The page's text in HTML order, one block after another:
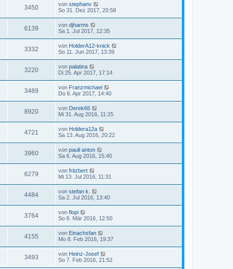
3450 von stephanv
So 31. Dez 2017, 20:58
6139 von djharms
Sa 1. Jul 2017, 12:35
3332 von HolderA12-knick
So 11. Jun 2017, 13:39
3220 von palatina
Di 25. Apr 2017, 17:14
3489 von Franzmichael
Do 6. Apr 2017, 14:40
8920 von Derek66
Mi 31. Aug 2016, 11:25
4721 von Holdera12a
Sa 13. Aug 2016, 20:22
3960 von pauli anton
Sa 6. Aug 2016, 15:40
6279 von fritzbert
Mi 13. Jul 2016, 11:31
4484 von stefan k.
Sa 2. Jul 2016, 13:40
3764 von flopi
So 6. Mär 2016, 12:50
4155 von Einachsfan
Mo 8. Feb 2016, 19:37
3493 von Heinz-Josef
So 7. Feb 2016, 21:52